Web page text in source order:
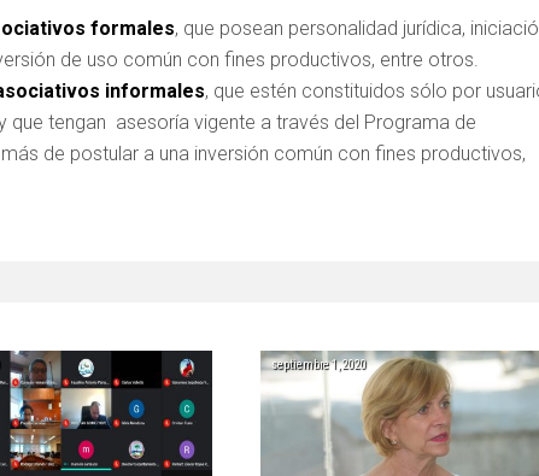
formales, que posean personalidad jurídica,
de uso común con fines productivos, entre otros.
informales, que estén constituidos sólo por
tengan asesoría vigente a través del Programa de
de postular a una inversión común con fines productivos,
septiembre 1, 2020